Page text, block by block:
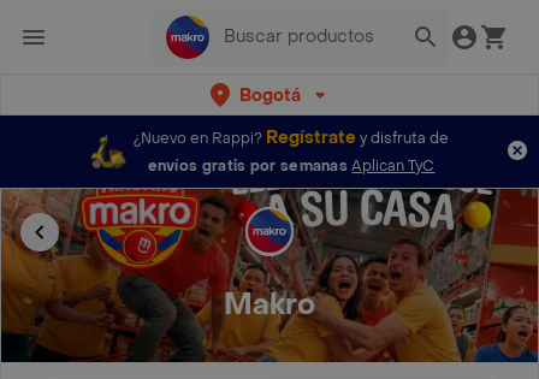
Bogotá
¿Nuevo en Rappi? Regístratey disfruta de
envíos gratis por semanas Aplican TyC
Makro